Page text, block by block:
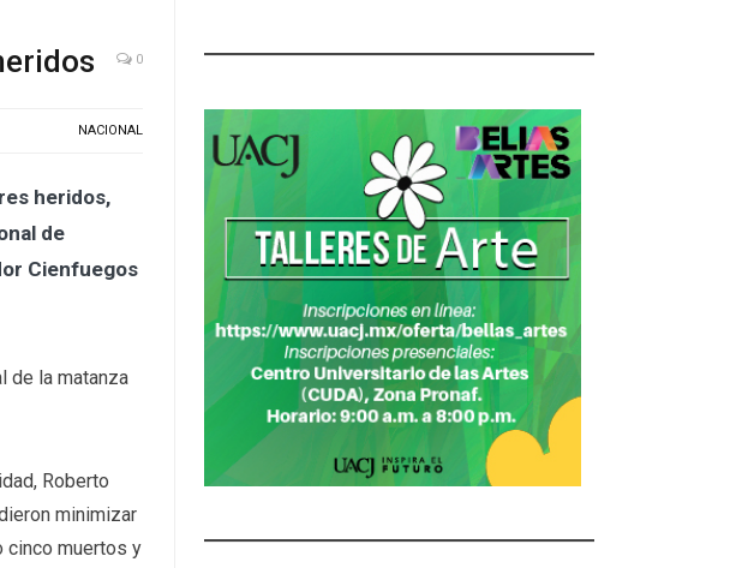
0
NACIONAL
heridos,
de
Cienfuegos
de la matanza
Roberto
minimizar
cinco muertos y